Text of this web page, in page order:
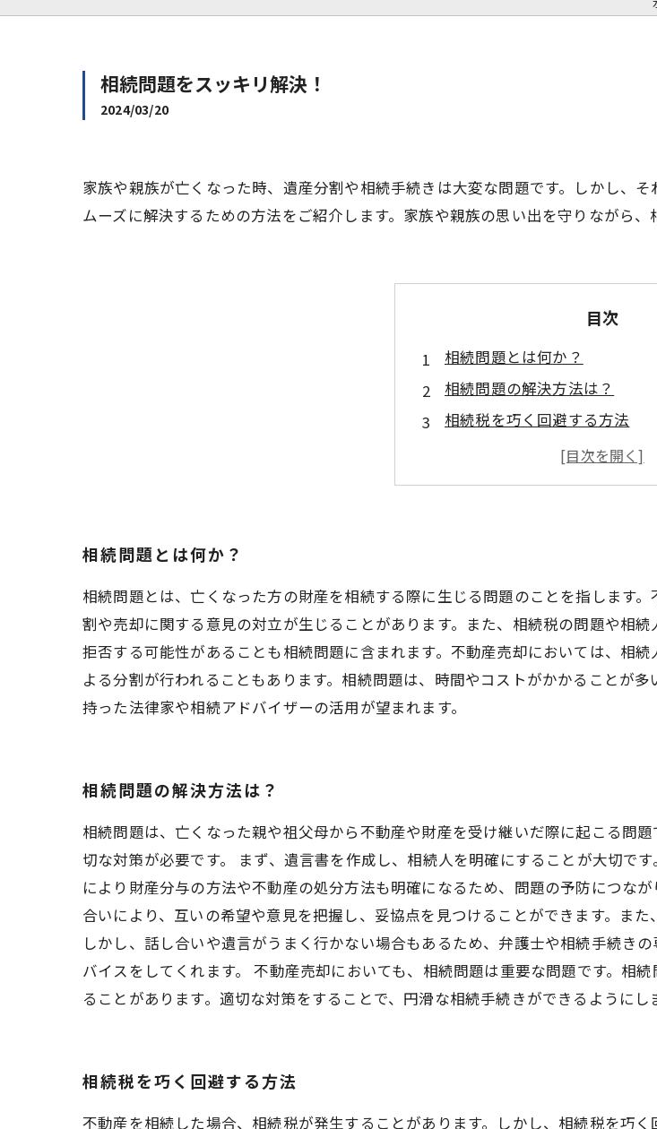
相続問題をスッキリ解決！
2024/03/20
家族や親族が亡くなった時、遺産分割や相続手続きは大変な問題です。しかし、
ムーズに解決するための方法をご紹介します。家族や親族の思い出を守りながら、
目次
相続問題とは何か？
相続問題の解決方法は？
相続税を巧く回避する方法
相続にまつわるトラブル事例
相続問題解決の専門家に相談
相続問題とは何か？
相続問題とは、亡くなった方の財産を相続する際に生じる問題のことを指します
割や売却に関する意見の対立が生じることがあります。また、相続税の問題や相
拒否する可能性があることも相続問題に含まれます。不動産売却においては、相
よる分割が行われることもあります。相続問題は、時間やコストがかかることが
持った法律家や相続アドバイザーの活用が望まれます。
相続問題の解決方法は？
相続問題は、亡くなった親や祖父母から不動産や財産を受け継いだ際に起こる問
切な対策が必要です。 まず、遺言書を作成し、相続人を明確にすることが大切で
により財産分与の方法や不動産の処分方法も明確になるため、問題の予防につな
合いにより、互いの希望や意見を把握し、妥協点を見つけることができます。ま
しかし、話し合いや遺言がうまく行かない場合もあるため、弁護士や相続手続き
バイスをしてくれます。 不動産売却においても、相続問題は重要な問題です。相
ることがあります。適切な対策をすることで、円滑な相続手続きができるようにし
相続税を巧く回避する方法
不動産を相続した場合、相続税が発生することがあります。しかし、相続税を巧